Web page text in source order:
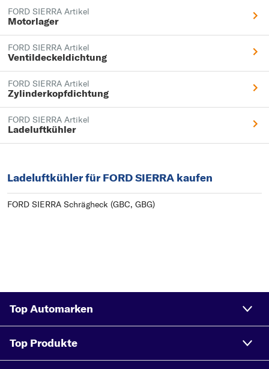
FORD SIERRA Artikel
Motorlager
FORD SIERRA Artikel
Ventildeckeldichtung
FORD SIERRA Artikel
Zylinderkopfdichtung
FORD SIERRA Artikel
Ladeluftkühler
Ladeluftkühler für FORD SIERRA kaufen
FORD SIERRA Schrägheck (GBC, GBG)
Top Automarken
Top Produkte